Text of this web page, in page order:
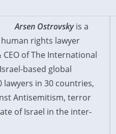
Arsen Ostrovsky is a
rights lawyer
of The International
based global
lawyers in 30 countries,
Antisemitism, terror
of Israel in the inter­